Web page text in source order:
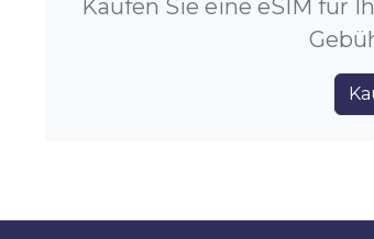
Kaufen Sie eine eSIM für